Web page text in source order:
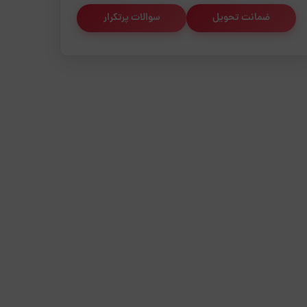
ضمانت تحویل سوالات پرتکرار